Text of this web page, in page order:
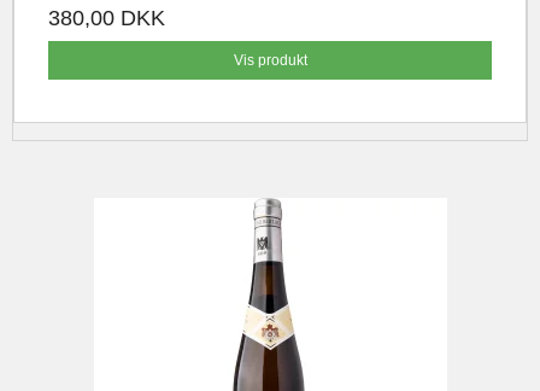
380,00 DKK
Vis produkt